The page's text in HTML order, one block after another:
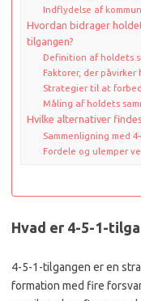
Indflydelse af
Hvordan bidrager
tilgangen?
Definition af holdets
Faktorer, der påvirker
Strategier til at
Måling af holdets
Hvilke alternativer
Sammenligning med
Fordele og ulemper
Hvad er 4-5-1-
4-5-1-tilgangen er en
formation med fire